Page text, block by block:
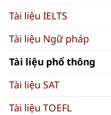
Tài liệu IELTS
Tài liệu Ngữ pháp
Tài liệu phổ thông
Tài liệu SAT
Tài liệu TOEFL